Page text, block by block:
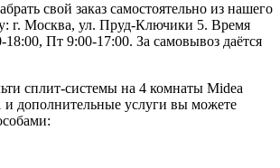
свой заказ самостоятельно из нашего
г. Москва, ул. Пруд-Ключики 5. Время
Пт 9:00-17:00. За самовывоз даётся
сплит-системы на 4 комнаты Midea
дополнительные услуги вы можете